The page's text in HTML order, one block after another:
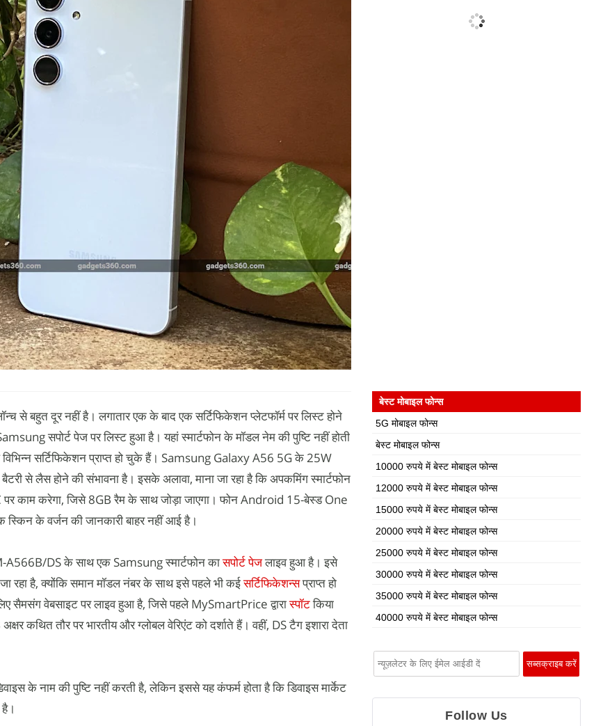
से बहुत दूर नहीं है। लगातार एक के बाद एक सर्टिफिकेशन प्लेटफॉर्म पर लिस्ट होने
सपोर्ट पेज पर लिस्ट हुआ है। यहां स्मार्टफोन के मॉडल नेम की पुष्टि नहीं होती
सर्टिफिकेशन प्राप्त हो चुके हैं। Samsung Galaxy A56 5G के 25W
से लैस होने की संभावना है। इसके अलावा, माना जा रहा है कि अपकमिंग स्मार्टफोन
काम करेगा, जिसे 8GB रैम के साथ जोड़ा जाएगा। फोन Android 15-बेस्ड One
के वर्जन की जानकारी बाहर नहीं आई है।
DS के साथ एक Samsung स्मार्टफोन कासपोर्ट पेजलाइव हुआ है। इसे
रहा है, क्योंकि समान मॉडल नंबर के साथ इसे पहले भी कईसर्टिफिकेशन्सप्राप्त हो
सैमसंग वेबसाइट पर लाइव हुआ है, जिसे पहले MySmartPrice द्वारास्पॉटकिया
कथित तौर पर भारतीय और ग्लोबल वेरिएंट को दर्शाते हैं। वहीं, DS टैग इशारा देता
के नाम की पुष्टि नहीं करती है, लेकिन इससे यह कंफर्म होता है कि डिवाइस मार्केट
बेस्ट मोबाइल फोन्स
5G मोबाइल फोन्स
बेस्ट मोबाइल फोन्स
10000 रुपये में बेस्ट मोबाइल फोन्स
12000 रुपये में बेस्ट मोबाइल फोन्स
15000 रुपये में बेस्ट मोबाइल फोन्स
20000 रुपये में बेस्ट मोबाइल फोन्स
25000 रुपये में बेस्ट मोबाइल फोन्स
30000 रुपये में बेस्ट मोबाइल फोन्स
35000 रुपये में बेस्ट मोबाइल फोन्स
40000 रुपये में बेस्ट मोबाइल फोन्स
Follow Us